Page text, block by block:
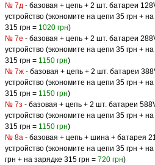
№ 7д - базовая + цепь + 2 шт. батареи
устройство (экономите на цепи 35 грн +
315 грн = 1020 грн)
№ 7е - базовая + цепь + 2 шт. батареи
устройство (экономите на цепи 35 грн +
315 грн = 1150 грн)
№ 7ж - базовая + цепь + 2 шт. батареи
устройство (экономите на цепи 35 грн +
315 грн = 1150 грн)
№ 7з - базовая + цепь + 2 шт. батареи
устройство (экономите на цепи 35 грн +
315 грн = 1150 грн)
№ 8а - базовая + цепь + шина + батарея
устройство (экономите на цепи 35 грн +
грн + на зарядке 315 грн = 720 грн)